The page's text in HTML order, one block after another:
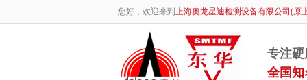
您好，欢迎来到 上海奥龙星迪检测设备有限公司(原
专注硬
全国